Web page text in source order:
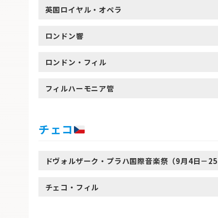
英国ロイヤル・オペラ
ロンドン響
ロンドン・フィル
フィルハーモニア管
チェコ
ドヴォルザーク・プラハ国際音楽祭（9月4日－
チェコ・フィル